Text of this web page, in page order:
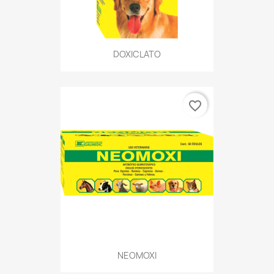
DOXICLATO
NEOMOXI
favorite_border